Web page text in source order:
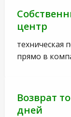
центр
техническая
прямо в
Возврат
дней